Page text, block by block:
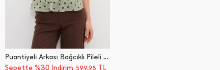
Puantiyeli Arkası Bağcıklı Pileli Bluz
Sepette %30 İndirim 599,98 TL